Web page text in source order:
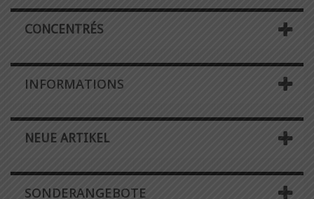
CONCENTRÉS
INFORMATIONS
NEUE ARTIKEL
SONDERANGEBOTE